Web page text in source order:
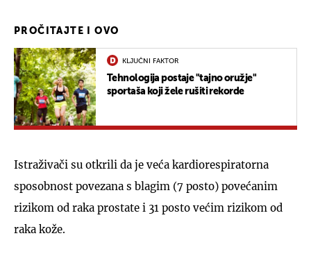
PROČITAJTE I OVO
KLJUČNI FAKTOR
Tehnologija postaje "tajno oružje"
sportaša koji žele rušiti rekorde
Istraživači su otkrili da je veća kardiorespiratorna
sposobnost povezana s blagim (7 posto) povećanim
rizikom od raka prostate i 31 posto većim rizikom od
raka kože.